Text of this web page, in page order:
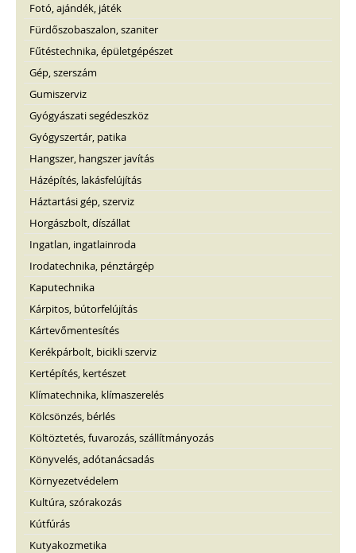
Fotó, ajándék, játék
Fürdőszobaszalon, szaniter
Fűtéstechnika, épületgépészet
Gép, szerszám
Gumiszerviz
Gyógyászati segédeszköz
Gyógyszertár, patika
Hangszer, hangszer javítás
Házépítés, lakásfelújítás
Háztartási gép, szerviz
Horgászbolt, díszállat
Ingatlan, ingatlainroda
Irodatechnika, pénztárgép
Kaputechnika
Kárpitos, bútorfelújítás
Kártevőmentesítés
Kerékpárbolt, bicikli szerviz
Kertépítés, kertészet
Klímatechnika, klímaszerelés
Kölcsönzés, bérlés
Költöztetés, fuvarozás, szállítmányozás
Könyvelés, adótanácsadás
Környezetvédelem
Kultúra, szórakozás
Kútfúrás
Kutyakozmetika